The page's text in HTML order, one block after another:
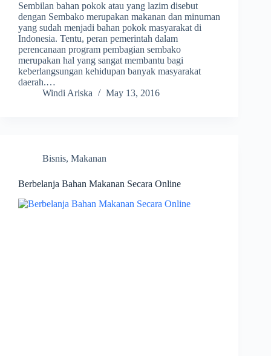
Sembilan bahan pokok atau yang lazim disebut
dengan Sembako merupakan makanan dan minuman
yang sudah menjadi bahan pokok masyarakat di
Indonesia. Tentu, peran pemerintah dalam
perencanaan program pembagian sembako
merupakan hal yang sangat membantu bagi
keberlangsungan kehidupan banyak masyarakat
daerah.…
Windi Ariska
May 13, 2016
Bisnis, Makanan
Berbelanja Bahan Makanan Secara Online